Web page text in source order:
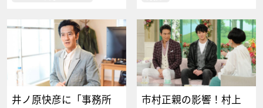
井ノ原快彦に「事務所
市村正親の影響！村上